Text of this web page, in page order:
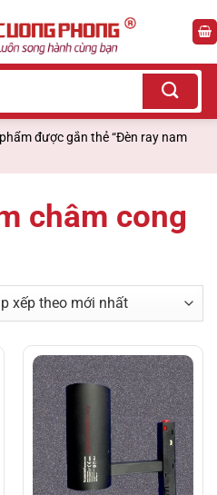
được gắn thẻ “Đèn ray nam
châm cong